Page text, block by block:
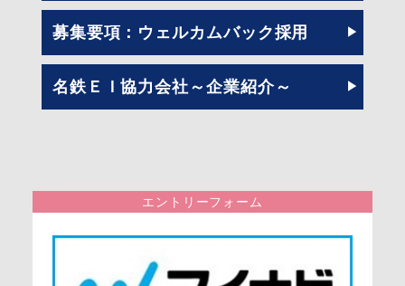
募集要項：ウェルカムバック採用
名鉄ＥＩ協力会社～企業紹介～
エントリーフォーム